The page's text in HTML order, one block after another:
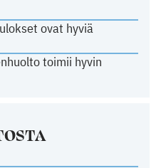
ovat hyviä
toimii hyvin